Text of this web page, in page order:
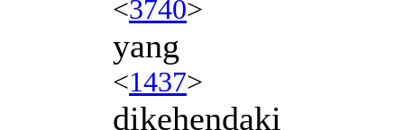
<3740>
yang
<1437>
dikehendaki